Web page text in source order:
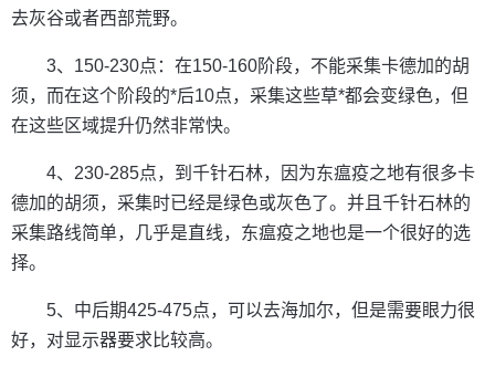
去灰谷或者西部荒野。
3、150-230点：在150-160阶段，不能采集卡德加的胡
须，而在这个阶段的*后10点，采集这些草*都会变绿色，但
在这些区域提升仍然非常快。
4、230-285点，到千针石林，因为东瘟疫之地有很多卡
德加的胡须，采集时已经是绿色或灰色了。并且千针石林的
采集路线简单，几乎是直线，东瘟疫之地也是一个很好的选
择。
5、中后期425-475点，可以去海加尔，但是需要眼力很
好，对显示器要求比较高。